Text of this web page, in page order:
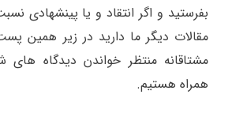
بفرستید و اگر انتقاد و یا پینشهادی
مقالات دیگر ما دارید در زیر همین
مشتاقانه منتظر خواندن دیدگاه های
همراه هستیم.